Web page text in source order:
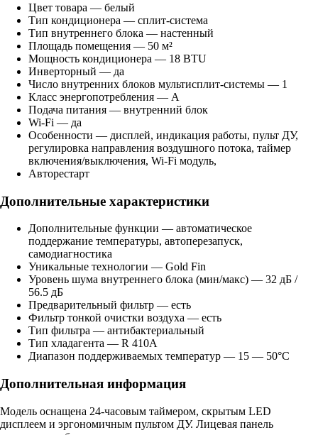
Цвет товара — белый
Тип кондиционера — сплит-система
Тип внутреннего блока — настенный
Площадь помещения — 50 м²
Мощность кондиционера — 18 BTU
Инверторный — да
Число внутренних блоков мультисплит-системы — 1
Класс энергопотребления — A
Подача питания — внутренний блок
Wi-Fi — да
Особенности — дисплей, индикация работы, пульт ДУ,
регулировка направления воздушного потока, таймер
включения/выключения, Wi-Fi модуль,
Авторестарт
Дополнительные характеристики
Дополнительные функции — автоматическое
поддержание температуры, автоперезапуск,
самодиагностика
Уникальные технологии — Gold Fin
Уровень шума внутреннего блока (мин/макс) — 32 дБ /
56.5 дБ
Предварительный фильтр — есть
Фильтр тонкой очистки воздуха — есть
Тип фильтра — антибактериальный
Тип хладагента — R 410A
Диапазон поддерживаемых температур — 15 — 50°С
Дополнительная информация
Модель оснащена 24-часовым таймером, скрытым LED
дисплеем и эргономичным пультом ДУ. Лицевая панель